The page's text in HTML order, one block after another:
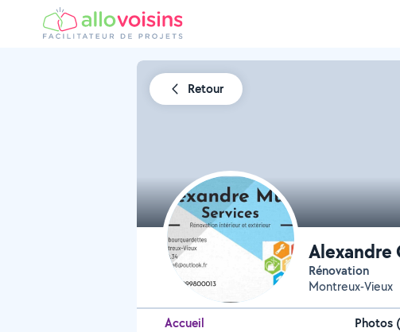
Retour
Alexandre
Rénovation
Montreux-Vieux
Accueil Photos (